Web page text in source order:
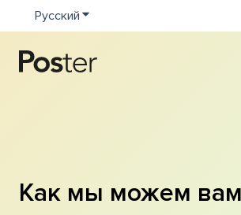
Русский Показать подменю для
Как мы можем вам